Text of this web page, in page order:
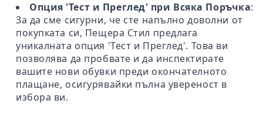
Опция 'Тест и Преглед' при Всяка Поръчка:
За да сме сигурни, че сте напълно доволни от
покупката си, Пещера Стил предлага
уникалната опция 'Тест и Преглед'. Това ви
позволява да пробвате и да инспектирате
вашите нови обувки преди окончателното
плащане, осигурявайки пълна увереност в
избора ви.